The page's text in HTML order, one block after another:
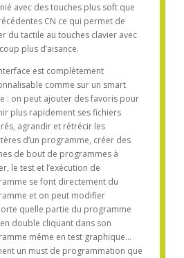
avec des touches plus soft que
CN ce qui permet de
du tactile au touches clavier avec
plus d’aisance.
est complètement
comme sur un smart
: on peut ajouter des favoris pour
plus rapidement ses fichiers
agrandir et rétrécir les
d’un programme, créer des
de bout de programmes à
le test et l’exécution de
se font directement du
et on peut modifier
quelle partie du programme
double cliquant dans son
même en test graphique…
un must de programmation que